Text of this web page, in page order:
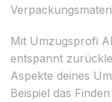
Mit Umzugsprofi
entspannt
Aspekte deines
Beispiel das